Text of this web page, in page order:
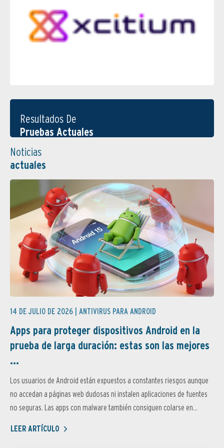
Resultados De
Pruebas Actuales
Noticias
actuales
14 DE JULIO DE 2026 | ANTIVIRUS PARA ANDROID
Apps para proteger dispositivos Android en la
prueba de larga duración: estas son las mejores
...
Los usuarios de Android están expuestos a constantes riesgos aunque
no accedan a páginas web dudosas ni instalen aplicaciones de fuentes
no seguras. Las apps con malware también consiguen colarse en...
LEER ARTÍCULO